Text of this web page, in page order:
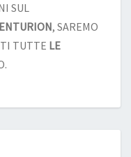
SUL
, SAREMO
TUTTE LE